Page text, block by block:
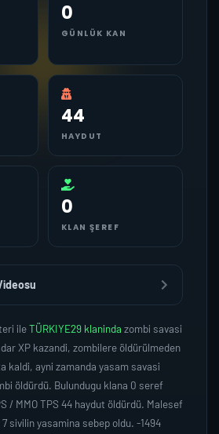
0
GÜNLÜK KAN
44
HAYDUT
0
KLAN ŞEREF
ileTÜRKIYE29 klaninda zombi savasi
XP kazandi, zombilere öldürülmeden
kaldi, ayni zamanda yasam savasi
öldürdü. Bulundugu klana 0 seref
/ MMO TPS 44 haydut öldürdü. Malesef
sivilin yasamina sebep oldu. -1494